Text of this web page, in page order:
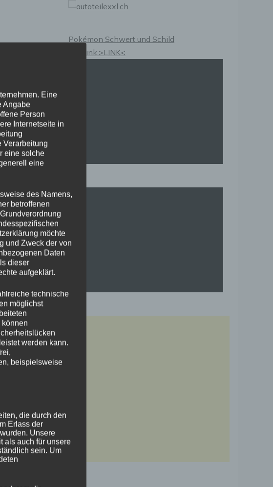
Pokémon Schwert und Schild
Kauflink.>LINK<
Eine
Angabe
Person
Internetseite in
Verarbeitung
eine solche
eine
des Namens,
betroffenen
möchte
und Zweck der von
Daten
dieser
aufgeklärt.
technische
möglichst
werden kann.
beispielsweise
die durch den
Erlass der
Unsere
als auch für unsere
sein. Um